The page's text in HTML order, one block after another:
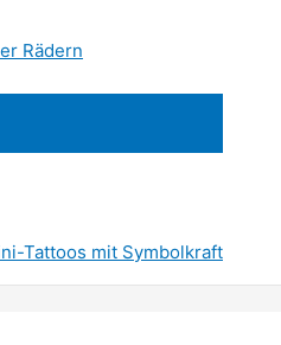
Rädern
Tattoos mit Symbolkraft